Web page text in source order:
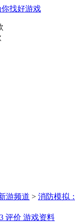
游频道 > 消防模拟
3 评价 游戏资料